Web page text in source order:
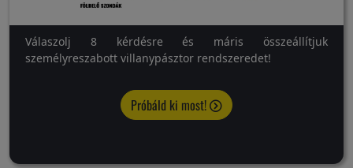
Válaszolj 8 kérdésre és máris összeállítjuk
személyreszabott villanypásztor rendszeredet!
Próbáld ki most!